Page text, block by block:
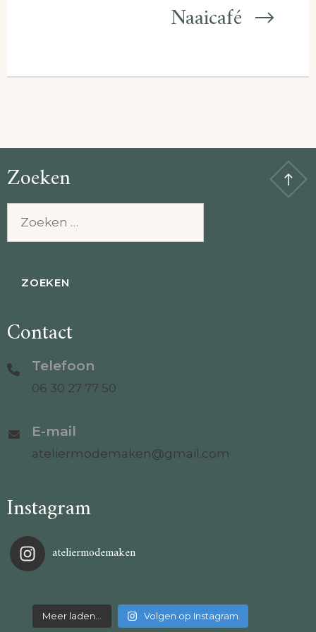
Naaicafé
Zoeken
Contact
Telefoon
06 30 27 77 50
E-mail
ateliermodemaken@gmail.com
Instagram
ateliermodemaken
Meer laden… Volgen op Instagram